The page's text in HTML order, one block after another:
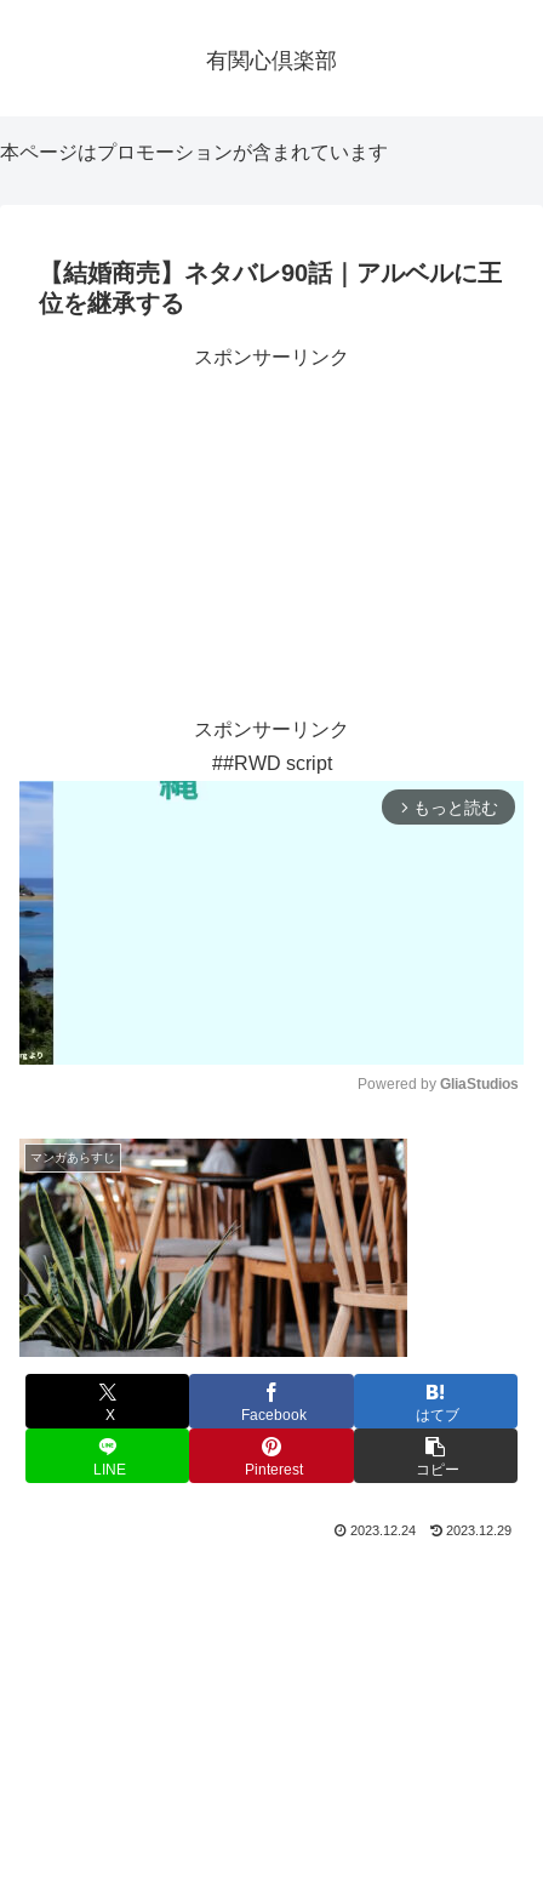
有関心倶楽部
本ページはプロモーションが含まれています
【結婚商売】ネタバレ90話｜アルベルに王
位を継承する
スポンサーリンク
スポンサーリンク
##RWD script
arrow_forward_ios もっと読む
Powered by GliaStudios
マンガあらすじ
X Facebook はてブ
LINE Pinterest コピー
2023.12.24 2023.12.29